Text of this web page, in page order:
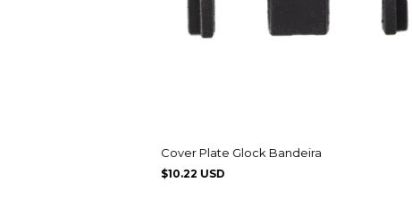
Cover Plate Glock Bandeira
$10.22 USD